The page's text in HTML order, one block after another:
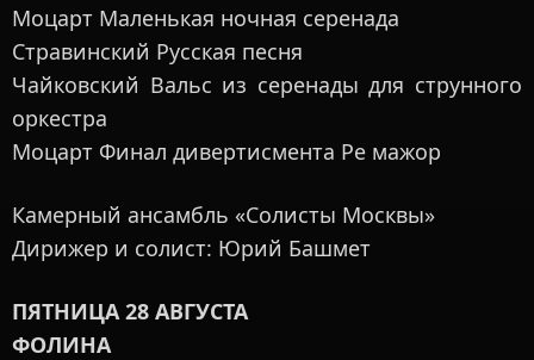
Моцарт Маленькая ночная серенада
Стравинский Русская песня
Чайковский Вальс из серенады для струнного
оркестра
Моцарт Финал дивертисмента Ре мажор
Камерный ансамбль «Солисты Москвы»
Дирижер и солист: Юрий Башмет
ПЯТНИЦА 28 АВГУСТА
ФОЛИНА